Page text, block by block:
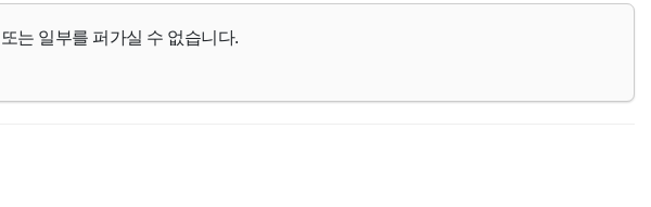
는 일부를 퍼가실 수 없습니다.